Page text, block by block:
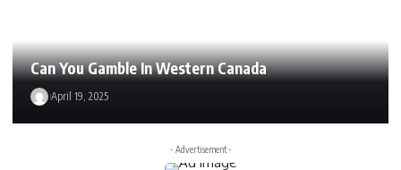
Can You Gamble In Western Canada
April 19, 2025
- Advertisement -